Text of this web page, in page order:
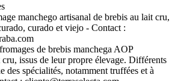
manchego artisanal de brebis au lait cru,
curado et viejo - Contact :
de brebis manchega AOP
issus de leur propre élevage. Différents
des spécialités, notamment truffées et à